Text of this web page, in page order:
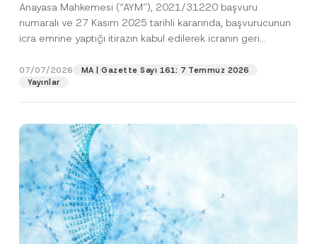
Edildiğine Karar Verdi
Anayasa Mahkemesi (“AYM”), 2021/31220 başvuru
numaralı ve 27 Kasım 2025 tarihli kararında, başvurucunun
icra emrine yaptığı itirazın kabul edilerek icranın geri
07/07/2026
MA | Gazette Sayı 161: 7 Temmuz 2026
Yayınlar